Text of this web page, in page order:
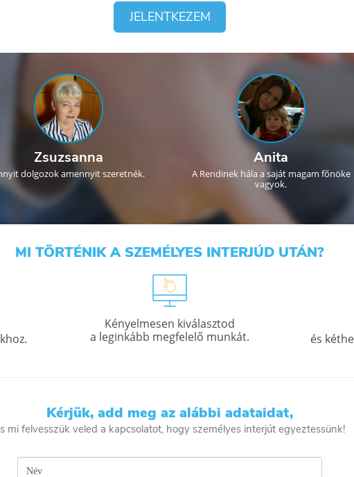
JELENTKEZEM
Zsuzsanna
dolgozok amennyit szeretnék.
Anita
A Rendinek hála a saját magam főnöke
vagyok.
MI TÖRTÉNIK A SZEMÉLYES INTERJÚD UTÁN?
Kényelmesen kiválasztod
a leginkább megfelelő munkát.
és
Kérjük, add meg az alábbi adataidat,
mi felvesszük veled a kapcsolatot, hogy személyes interjút egyeztessünk!